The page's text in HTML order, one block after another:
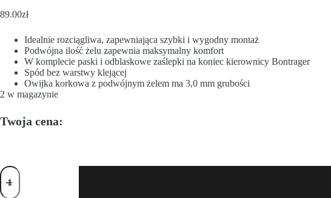
89.00zł
Idealnie rozciągliwa, zapewniająca szybki i wygodny montaż
Podwójna ilość żelu zapewnia maksymalny komfort
W komplecie paski i odblaskowe zaślepki na koniec kierownicy Bontrager
Spód bez warstwy klejącej
Owijka korkowa z podwójnym żelem ma 3,0 mm grubości
2 w magazynie
Twoja cena: